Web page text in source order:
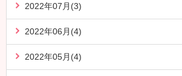
2022年07月(3)
2022年06月(4)
2022年05月(4)